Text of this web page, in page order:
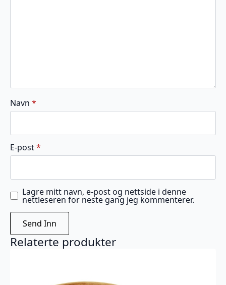
Navn *
E-post*
Lagre mitt navn, e-post og nettside i denne
nettleseren for neste gang jeg kommenterer.
Relaterte produkter